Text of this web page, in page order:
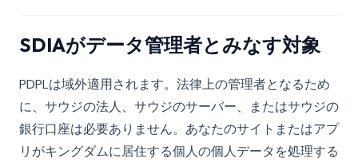
SDIAがデータ管理者とみなす対象
PDPLは域外適用されます。法律上の管理者となるため
に、サウジの法人、サウジのサーバー、またはサウジの
銀行口座は必要ありません。あなたのサイトまたはアプ
リがキングダムに居住する個人の個人データを処理する